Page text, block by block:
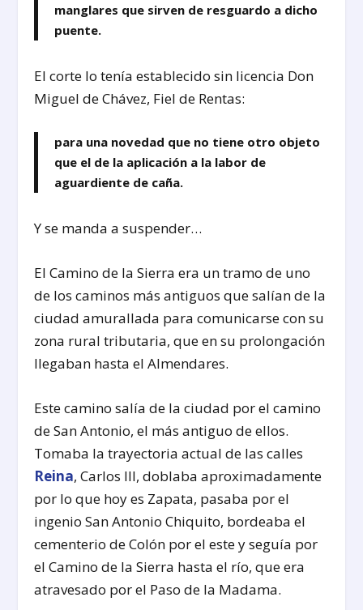
manglares que sirven de resguardo a dicho
puente.
El corte lo tenía establecido sin licencia Don
Miguel de Chávez, Fiel de Rentas:
para una novedad que no tiene otro objeto
que el de la aplicación a la labor de
aguardiente de caña.
Y se manda a suspender…
El Camino de la Sierra era un tramo de uno
de los caminos más antiguos que salían de la
ciudad amurallada para comunicarse con su
zona rural tributaria, que en su prolongación
llegaban hasta el Almendares.
Este camino salía de la ciudad por el camino
de San Antonio, el más antiguo de ellos.
Tomaba la trayectoria actual de las calles
Reina, Carlos III, doblaba aproximadamente
por lo que hoy es Zapata, pasaba por el
ingenio San Antonio Chiquito, bordeaba el
cementerio de Colón por el este y seguía por
el Camino de la Sierra hasta el río, que era
atravesado por el Paso de la Madama.